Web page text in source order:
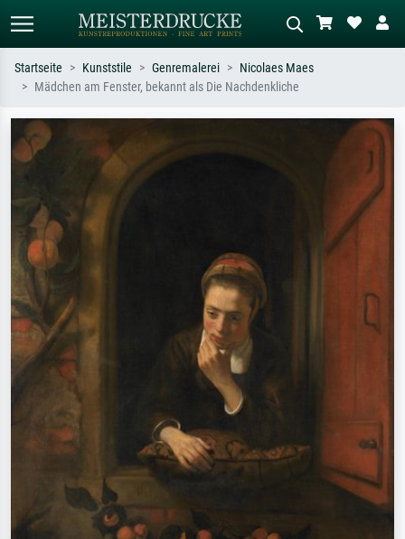
Suchen Sie nach Künstlern, Werktiteln
oder Stilen – z.B. Monet,
Sternennacht, Impressionismus, Welle
Beschreiben Sie die Szene – z.B. Grüne
Wiese, Abstrakt mit viel Rot, Dunkles
Ölgemälde, Stehender Akt neben einem
Startseite Kunststile Genremalerei
Nicolaes Maes
Mädchen am Fenster, bekannt als Die Nachdenkliche